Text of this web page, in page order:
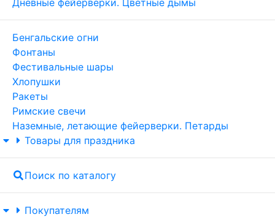
Дневные фейерверки. Цветные дымы
Бенгальские огни
Фонтаны
Фестивальные шары
Хлопушки
Ракеты
Римские свечи
Наземные, летающие фейерверки. Петарды
Товары для праздника
Поиск по каталогу
Покупателям